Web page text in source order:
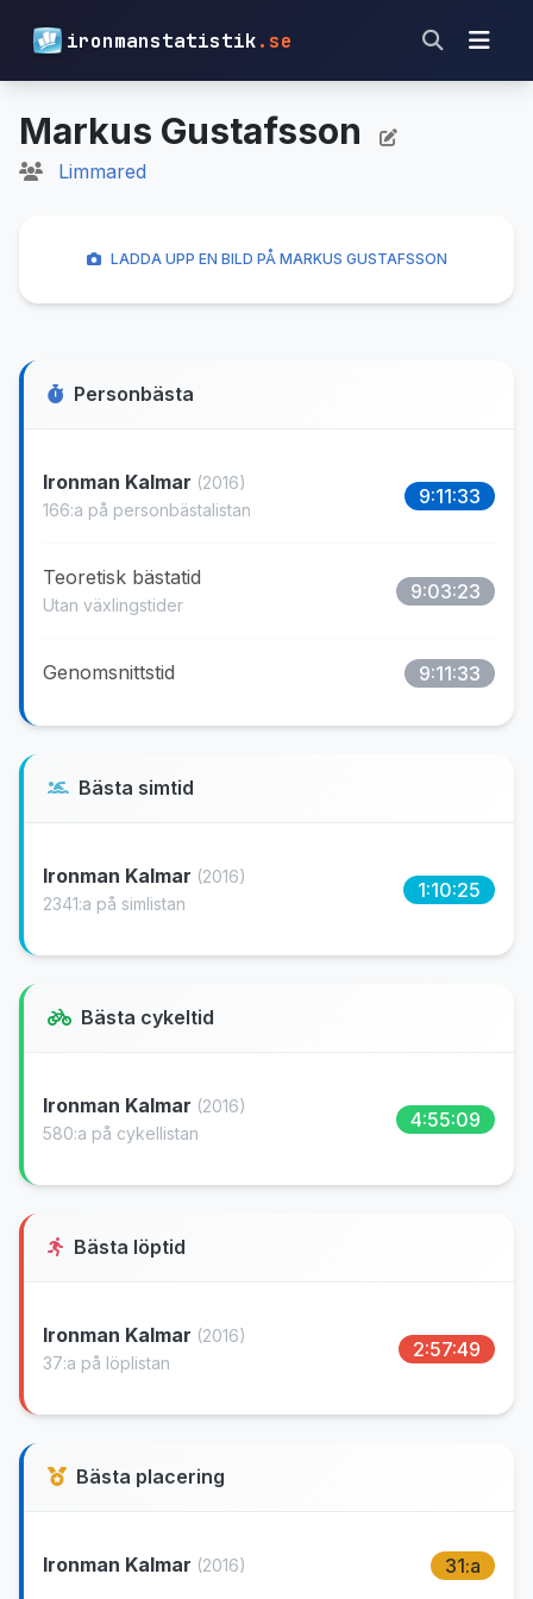
ironmanstatistik.se
Markus Gustafsson
Limmared
Personbästa
Ironman Kalmar (2016)
166:a på personbästalistan
9:11:33
Teoretisk bästatid
Utan växlingstider
9:03:23
Genomsnittstid 9:11:33
Bästa simtid
Ironman Kalmar (2016)
2341:a på simlistan
1:10:25
Bästa cykeltid
Ironman Kalmar (2016)
580:a på cykellistan
4:55:09
Bästa löptid
Ironman Kalmar (2016)
37:a på löplistan
2:57:49
Bästa placering
Ironman Kalmar (2016) 31:a
LADDA UPP EN BILD PÅ MARKUS GUSTAFSSON